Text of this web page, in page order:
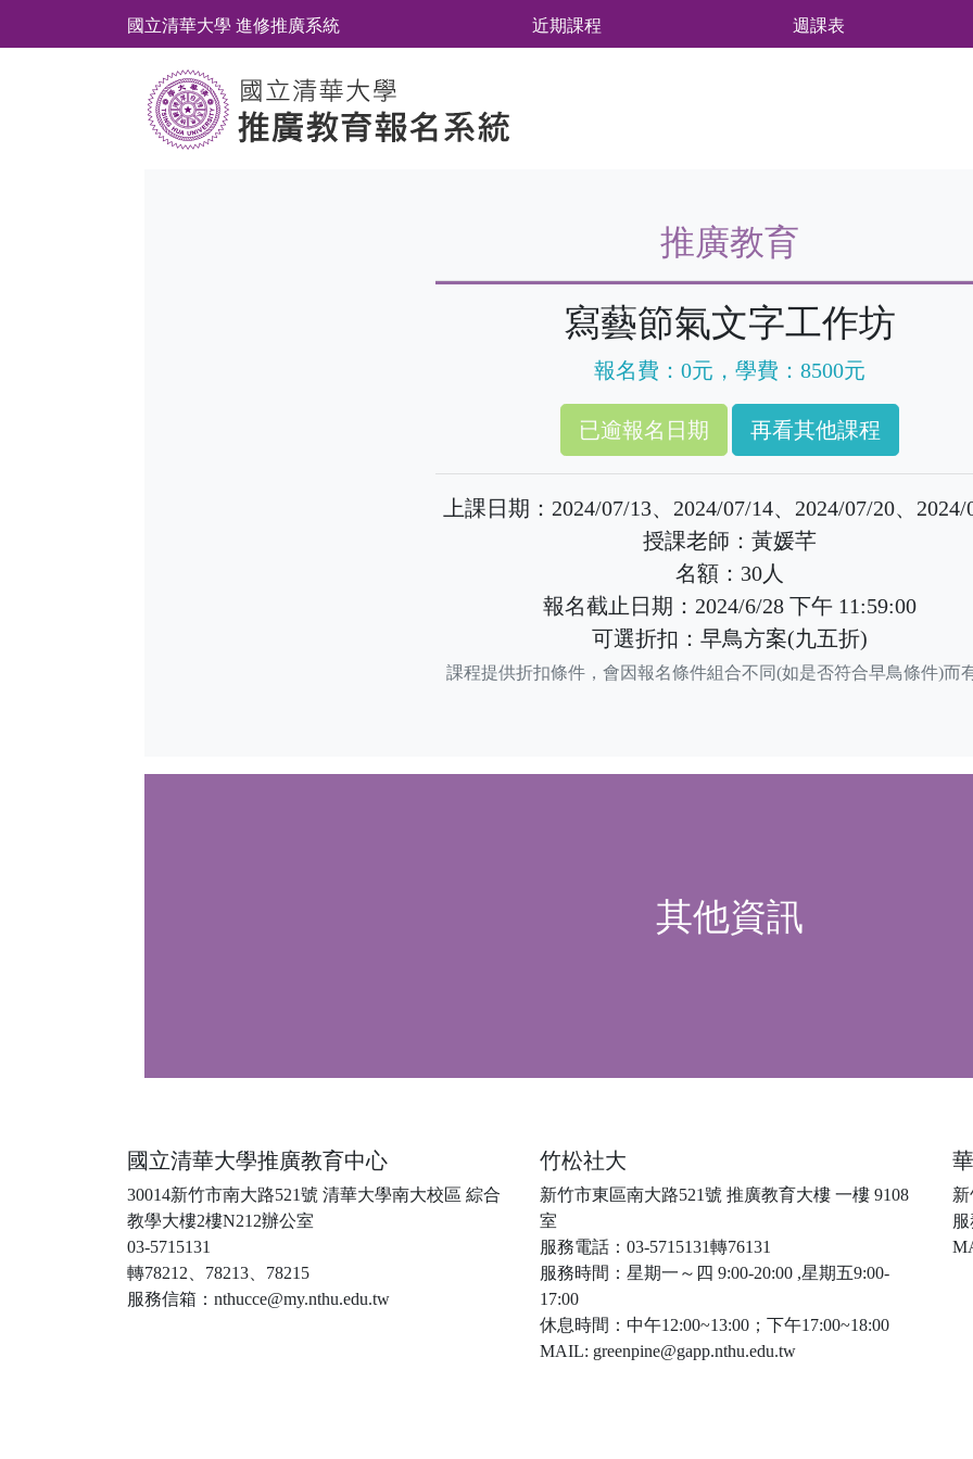
國立清華大學 進修推廣系統 近期課程 週課表
推廣教育
寫藝節氣文字工作坊
報名費：0元，學費：8500元
再看其他課程
上課日期：2024/07/13、2024/07/14、2024/07/20、2024/
授課老師：黃媛芊
名額：30人
報名截止日期：2024/6/28 下午 11:59:00
可選折扣：早鳥方案(九五折)
課程提供折扣條件，會因報名條件組合不同(如是否符合早鳥條件)而
其他資訊
國立清華大學推廣教育中心
30014新竹市南大路521號 清華大學南大校區 綜合
教學大樓2樓N212辦公室
03-5715131
轉78212、78213、78215
服務信箱：nthucce@my.nthu.edu.tw
竹松社大
新竹市東區南大路521號 推廣教育大樓 一樓 9108
室
服務電話：03-5715131轉76131
服務時間：星期一～四 9:00-20:00 ,星期五9:00-
17:00
休息時間：中午12:00~13:00；下午17:00~18:00
MAIL: greenpine@gapp.nthu.edu.tw